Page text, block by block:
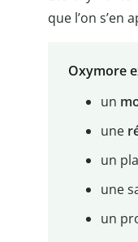
que l’on s’en
Oxymore
un
une
un
une
un